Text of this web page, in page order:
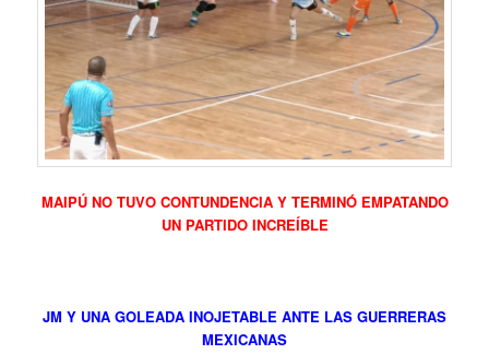
MAIPÚ NO TUVO CONTUNDENCIA Y TERMINÓ EMPATANDO
UN PARTIDO INCREÍBLE
JM Y UNA GOLEADA INOJETABLE ANTE LAS GUERRERAS
MEXICANAS